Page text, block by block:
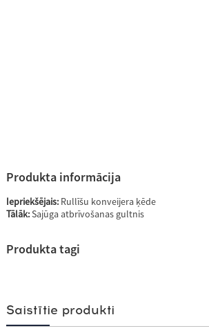
Produkta informācija
Iepriekšējais: Rullīšu konveijera ķēde
Tālāk:Sajūga atbrīvošanas gultnis
Produkta tagi
Saistītie produkti